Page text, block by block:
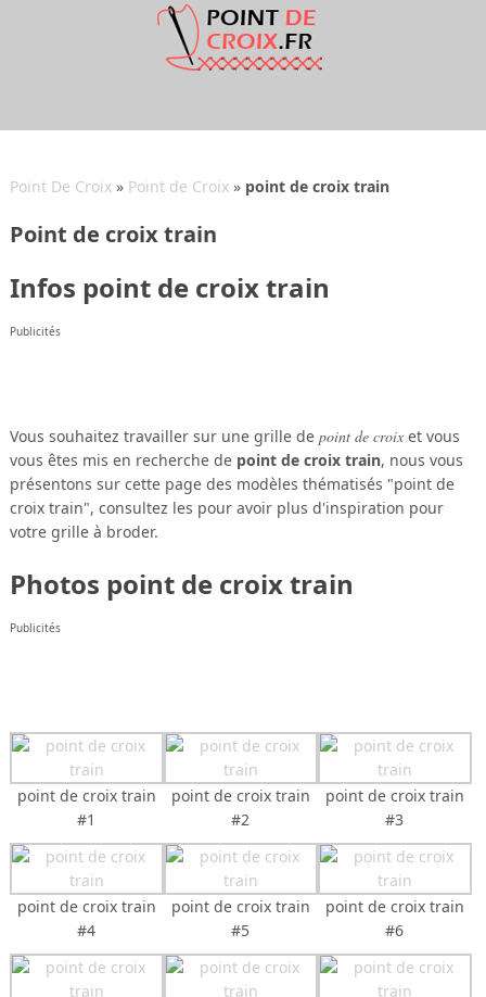
Point De Croix» Point de Croix» point de croix train
Point de croix train
Infos point de croix train
Publicités
Vous souhaitez travailler sur une grille de point de croixet vous
vous êtes mis en recherche de point de croix train, nous vous
présentons sur cette page des modèles thématisés "point de
croix train", consultez les pour avoir plus d'inspiration pour
votre grille à broder.
Photos point de croix train
Publicités
point de croix train
#1
point de croix train
#2
point de croix train
#3
point de croix train
#4
point de croix train
#5
point de croix train
#6